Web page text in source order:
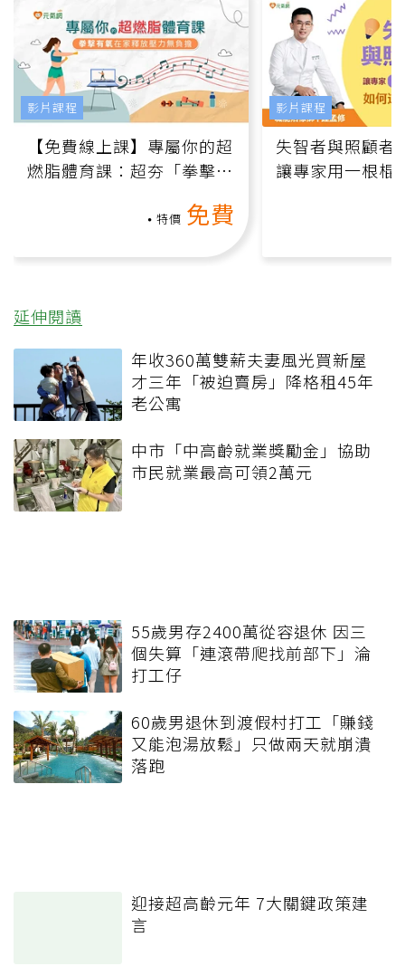
【免費線上課】專屬你的超
燃脂體育課：超夯「拳擊有
特價 免費
影片課程
失智者與照顧者
讓專家用一根棍
影片課程
延伸閱讀
年收360萬雙薪夫妻風光買新屋
才三年「被迫賣房」降格租45年
老公寓
中市「中高齡就業獎勵金」協助
市民就業最高可領2萬元
55歲男存2400萬從容退休 因三
個失算「連滾帶爬找前部下」淪
打工仔
60歲男退休到渡假村打工「賺錢
又能泡湯放鬆」只做兩天就崩潰
落跑
迎接超高齡元年 7大關鍵政策建
言